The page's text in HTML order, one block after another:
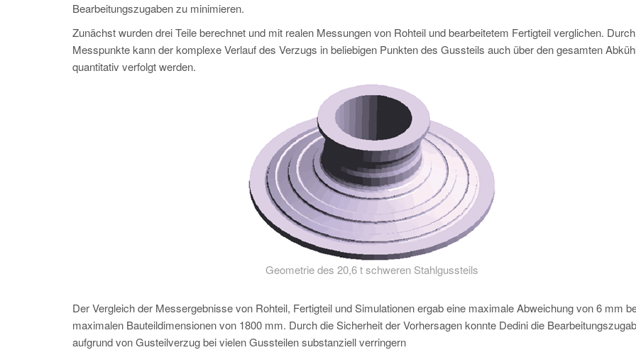
Bearbeitungszugaben zu minimieren.
Zunächst wurden drei Teile berechnet und mit realen Messungen von Rohteil und bearbeitetem Fertigteil verglichen. Durch
Messpunkte kann der komplexe Verlauf des Verzugs in beliebigen Punkten des Gussteils auch über den gesamten
quantitativ verfolgt werden.
Geometrie des 20,6 t schweren Stahlgussteils
Der Vergleich der Messergebnisse von Rohteil, Fertigteil und Simulationen ergab eine maximale Abweichung von 6 mm
maximalen Bauteildimensionen von 1800 mm. Durch die Sicherheit der Vorhersagen konnte Dedini die
aufgrund von Gusteilverzug bei vielen Gussteilen substanziell verringern